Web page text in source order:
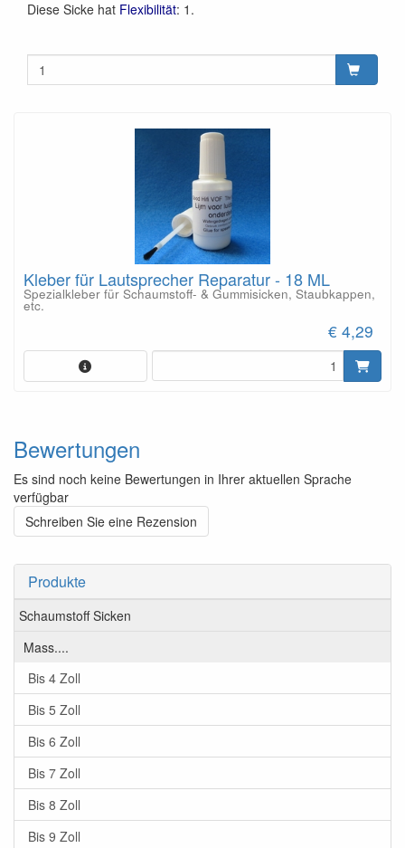
Produkte
Schaumstoff Sicken
Mass....
Bis 4 Zoll
Bis 5 Zoll
Bis 6 Zoll
Bis 7 Zoll
Bis 8 Zoll
Bis 9 Zoll
Diese Sicke hat Flexibilität: 1.
Kleber für Lautsprecher Reparatur - 18 ML
Spezialkleber für Schaumstoff- & Gummisicken, Staubkappen,
etc.
€ 4,29
Bewertungen
Es sind noch keine Bewertungen in Ihrer aktuellen Sprache
verfügbar
Schreiben Sie eine Rezension